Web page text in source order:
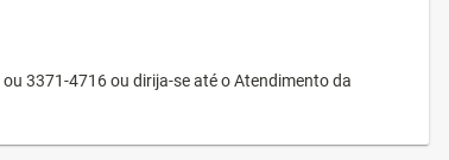
3371-4716 ou dirija-se até o Atendimento da